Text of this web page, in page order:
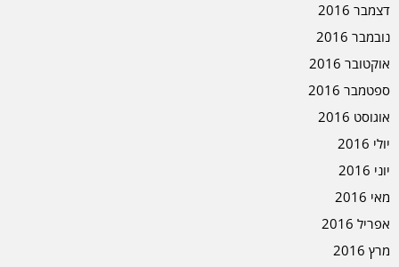
דצמבר 2016
נובמבר 2016
אוקטובר 2016
ספטמבר 2016
אוגוסט 2016
יולי 2016
יוני 2016
מאי 2016
אפריל 2016
מרץ 2016